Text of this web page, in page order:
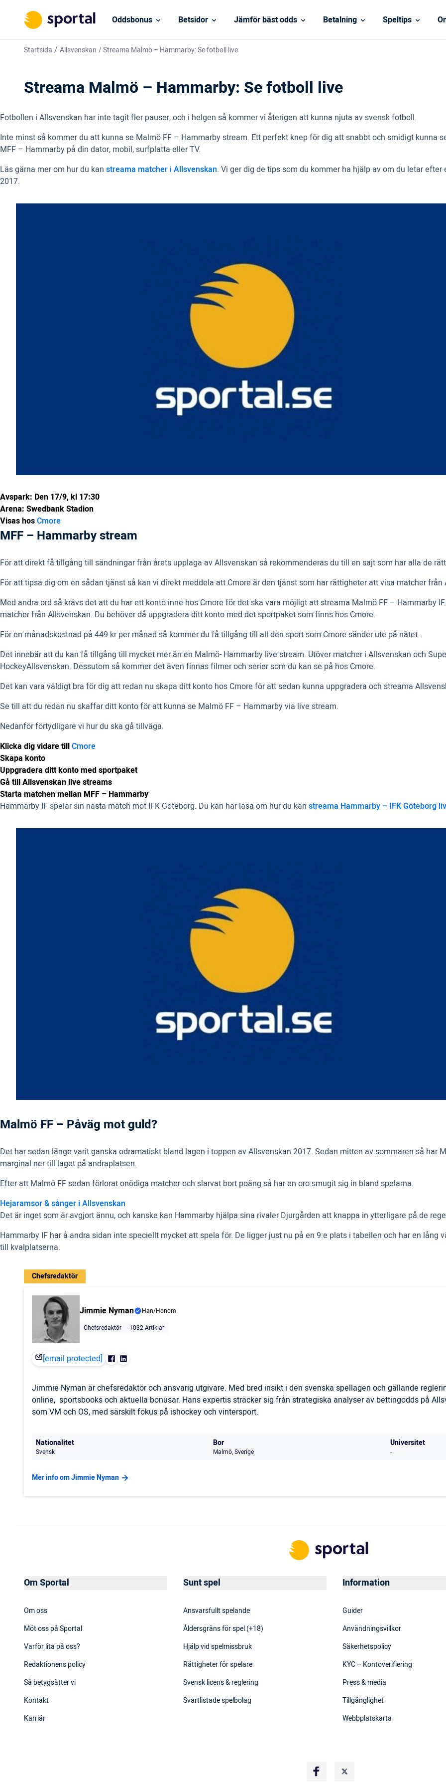
Oddsbonus Betsidor Jämför bäst odds Betalning Speltips
Startsida / Allsvenskan /Streama Malmö – Hammarby: Se fotboll live
Streama Malmö – Hammarby: Se fotboll live
Fotbollen i Allsvenskan har inte tagit fler pauser, och i helgen så kommer vi återigen att kunna njuta av svensk fotboll.
Inte minst så kommer du att kunna se Malmö FF – Hammarby stream. Ett perfekt knep för dig att snabbt och smidigt kunna
MFF – Hammarby på din dator, mobil, surfplatta eller TV.
Läs gärna mer om hur du kan streama matcher i Allsvenskan. Vi ger dig de tips som du kommer ha hjälp av om du letar
2017.
Avspark: Den 17/9, kl 17:30
Arena: Swedbank Stadion
Visas hosCmore
MFF – Hammarby stream
För att direkt få tillgång till sändningar från årets upplaga av Allsvenskan så rekommenderas du till en sajt som har alla de
För att tipsa dig om en sådan tjänst så kan vi direkt meddela att Cmore är den tjänst som har rättigheter att visa matcher från
Med andra ord så krävs det att du har ett konto inne hos Cmore för det ska vara möjligt att streama Malmö FF – Hammarby
matcher från Allsvenskan. Du behöver då uppgradera ditt konto med det sportpaket som finns hos Cmore.
För en månadskostnad på 449 kr per månad så kommer du få tillgång till all den sport som Cmore sänder ute på nätet.
Det innebär att du kan få tillgång till mycket mer än en Malmö- Hammarby live stream. Utöver matcher i Allsvenskan och
HockeyAllsvenskan. Dessutom så kommer det även finnas filmer och serier som du kan se på hos Cmore.
Det kan vara väldigt bra för dig att redan nu skapa ditt konto hos Cmore för att sedan kunna uppgradera och streama
Se till att du redan nu skaffar ditt konto för att kunna se Malmö FF – Hammarby via live stream.
Nedanför förtydligare vi hur du ska gå tillväga.
Klicka dig vidare tillCmore
Skapa konto
Uppgradera ditt konto med sportpaket
Gå till Allsvenskan live streams
Starta matchen mellan MFF – Hammarby
Hammarby IF spelar sin nästa match mot IFK Göteborg. Du kan här läsa om hur du kan streama Hammarby – IFK Göteborg
Malmö FF – Påväg mot guld?
Det har sedan länge varit ganska odramatiskt bland lagen i toppen av Allsvenskan 2017. Sedan mitten av sommaren så har
marginal ner till laget på andraplatsen.
Efter att Malmö FF sedan förlorat onödiga matcher och slarvat bort poäng så har en oro smugit sig in bland spelarna.
Hejaramsor & sånger i Allsvenskan
Det är inget som är avgjort ännu, och kanske kan Hammarby hjälpa sina rivaler Djurgården att knappa in ytterligare på de
Hammarby IF har å andra sidan inte speciellt mycket att spela för. De ligger just nu på en 9:e plats i tabellen och har en lång
till kvalplatserna.
Chefsredaktör
Jimmie Nyman
Han/Honom
Chefsredaktör
1032 Artiklar
[email protected]
Jimmie Nyman är chefsredaktör och ansvarig utgivare. Med bred insikt i den svenska spellagen och gällande
online, sportsbooks och aktuella bonusar. Hans expertis sträcker sig från strategiska analyser av bettingodds på
som VM och OS, med särskilt fokus på ishockey och vintersport.
Nationalitet
Svensk
Bor
Malmö, Sverige
Universitet
-
Mer info om Jimmie Nyman
Om Sportal
Om oss
Möt oss på Sportal
Varför lita på oss?
Redaktionens policy
Så betygsätter vi
Kontakt
Karriär
Sunt spel
Ansvarsfullt spelande
Åldersgräns för spel (+18)
Hjälp vid spelmissbruk
Rättigheter för spelare
Svensk licens & reglering
Svartlistade spelbolag
Information
Guider
Användningsvillkor
Säkerhetspolicy
KYC – Kontoverifiering
Press & media
Tillgänglighet
Webbplatskarta